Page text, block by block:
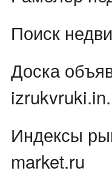
Поиск
Доска
Индексы
market.ru